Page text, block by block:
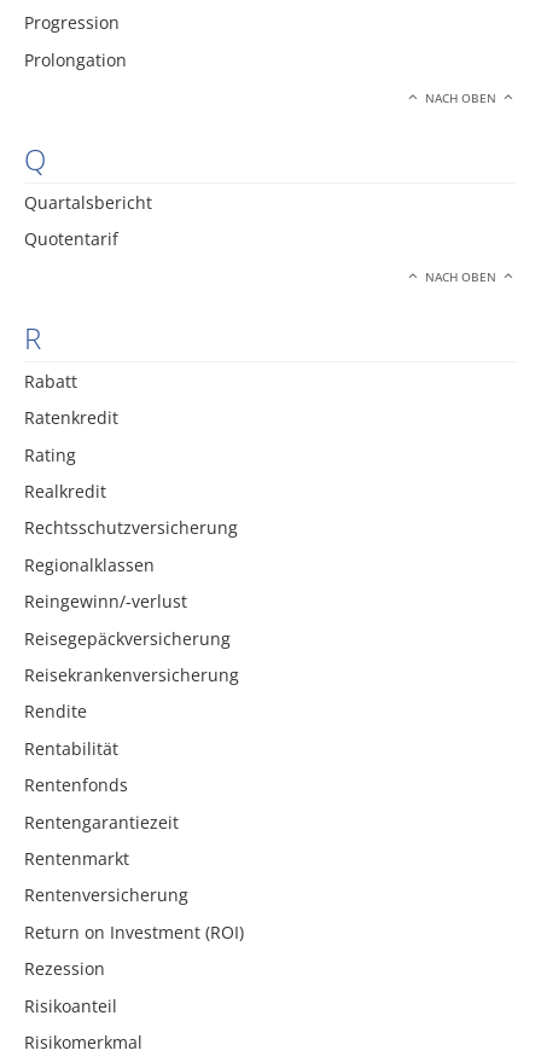
Progression
Prolongation
NACH OBEN
Q
Quartalsbericht
Quotentarif
NACH OBEN
R
Rabatt
Ratenkredit
Rating
Realkredit
Rechtsschutzversicherung
Regionalklassen
Reingewinn/-verlust
Reisegepäckversicherung
Reisekrankenversicherung
Rendite
Rentabilität
Rentenfonds
Rentengarantiezeit
Rentenmarkt
Rentenversicherung
Return on Investment (ROI)
Rezession
Risikoanteil
Risikomerkmal